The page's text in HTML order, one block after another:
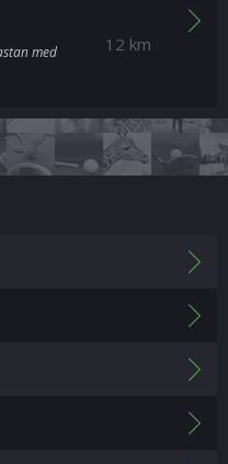
12 km
med